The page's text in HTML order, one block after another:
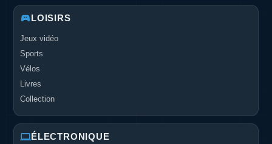
LOISIRS
Jeux vidéo
Sports
Vélos
Livres
Collection
ÉLECTRONIQUE